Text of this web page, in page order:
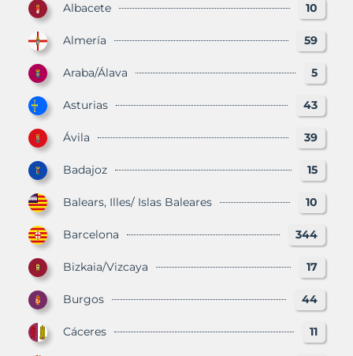
Albacete 10
Almería 59
Araba/Álava 5
Asturias 43
Ávila 39
Badajoz 15
Balears, Illes/ Islas Baleares 10
Barcelona 344
Bizkaia/Vizcaya 17
Burgos 44
Cáceres 11